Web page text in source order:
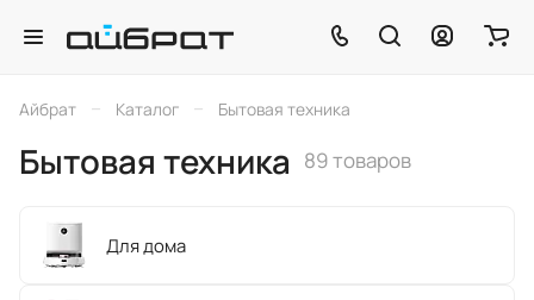
Айбрат – Каталог – Бытовая техника
Бытовая техника 89 товаров
Для дома